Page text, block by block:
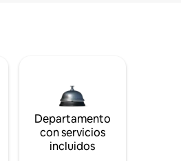
Departamento
con servicios
incluidos